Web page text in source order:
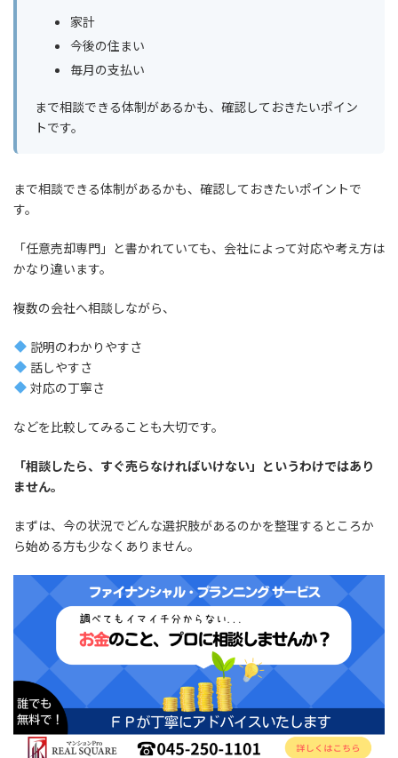
家計
今後の住まい
毎月の支払い
まで相談できる体制があるかも、確認しておきたいポイン
トです。
まで相談できる体制があるかも、確認しておきたいポイントで
す。
「任意売却専門」と書かれていても、会社によって対応や考え方は
かなり違います。
複数の会社へ相談しながら、
説明のわかりやすさ
話しやすさ
対応の丁寧さ
などを比較してみることも大切です。
「相談したら、すぐ売らなければいけない」というわけではあり
ません。
まずは、今の状況でどんな選択肢があるのかを整理するところか
ら始める方も少なくありません。